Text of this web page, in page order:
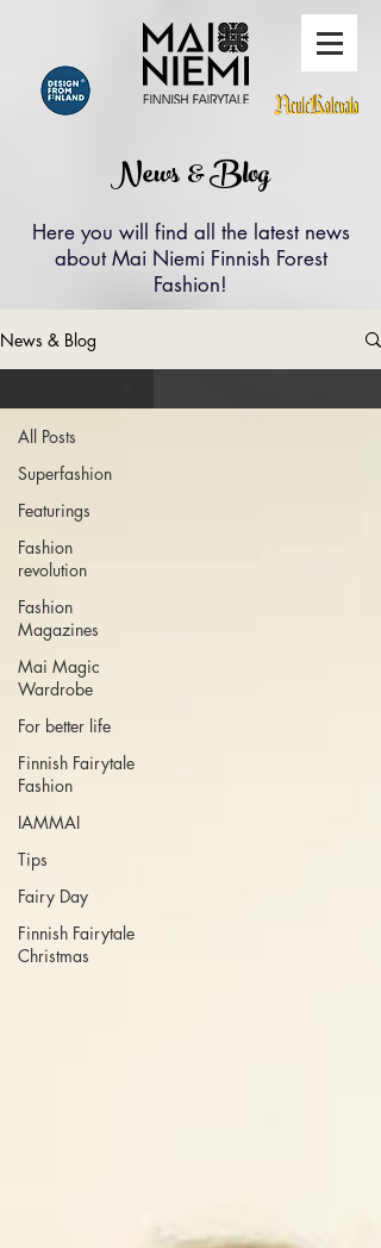
News & Blog
Here you will find all the latest news
about Mai Niemi Finnish Forest
Fashion!
News & Blog
All Posts
Superfashion
Featurings
Fashion
revolution
Fashion
Magazines
Mai Magic
Wardrobe
For better life
Finnish Fairytale
Fashion
IAMMAI
Tips
Fairy Day
Finnish Fairytale
Christmas